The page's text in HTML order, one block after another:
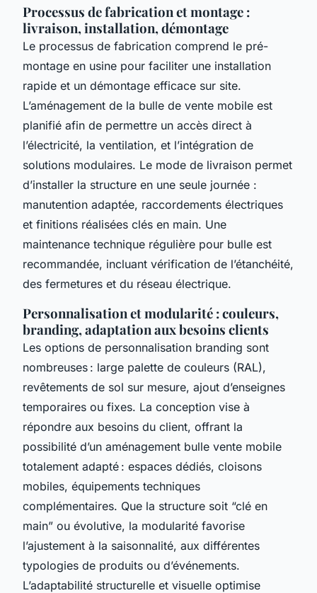
Processus de fabrication et montage :
livraison, installation, démontage
Le processus de fabrication comprend le pré-
montage en usine pour faciliter une installation
rapide et un démontage efficace sur site.
L’aménagement de la bulle de vente mobile est
planifié afin de permettre un accès direct à
l’électricité, la ventilation, et l’intégration de
solutions modulaires. Le mode de livraison permet
d’installer la structure en une seule journée :
manutention adaptée, raccordements électriques
et finitions réalisées clés en main. Une
maintenance technique régulière pour bulle est
recommandée, incluant vérification de l’étanchéité,
des fermetures et du réseau électrique.
Personnalisation et modularité : couleurs,
branding, adaptation aux besoins clients
Les options de personnalisation branding sont
nombreuses : large palette de couleurs (RAL),
revêtements de sol sur mesure, ajout d’enseignes
temporaires ou fixes. La conception vise à
répondre aux besoins du client, offrant la
possibilité d’un aménagement bulle vente mobile
totalement adapté : espaces dédiés, cloisons
mobiles, équipements techniques
complémentaires. Que la structure soit “clé en
main” ou évolutive, la modularité favorise
l’ajustement à la saisonnalité, aux différentes
typologies de produits ou d’événements.
L’adaptabilité structurelle et visuelle optimise